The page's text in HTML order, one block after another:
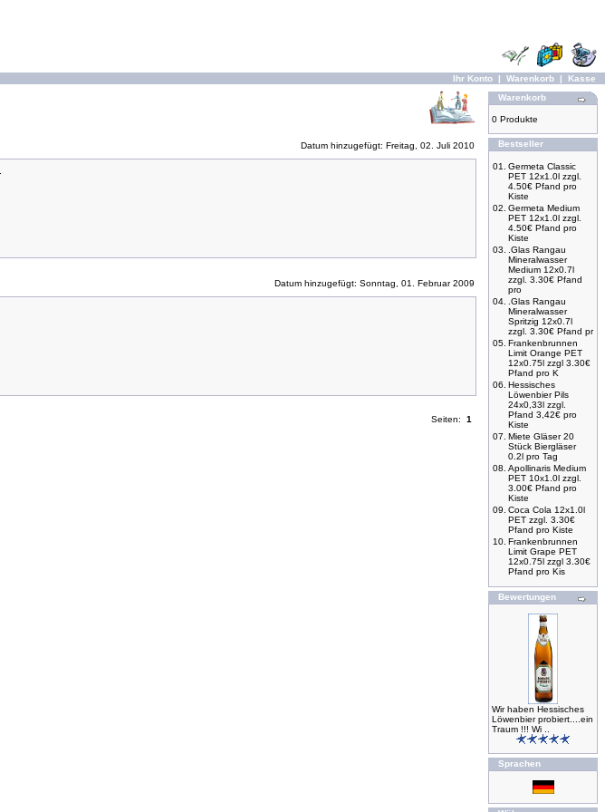
Ihr Konto | Warenkorb | Kasse
Datum hinzugefügt: Freitag, 02. Juli 2010
Datum hinzugefügt: Sonntag, 01. Februar 2009
Seiten: 1
Warenkorb
0 Produkte
Bestseller
01.
Germeta Classic
PET 12x1.0l zzgl.
4.50€ Pfand pro
Kiste
02. Germeta Medium
PET 12x1.0l zzgl.
4.50€ Pfand pro
Kiste
03.
.Glas Rangau
Mineralwasser
Medium 12x0.7l
zzgl. 3.30€ Pfand
pro
04.
.Glas Rangau
Mineralwasser
Spritzig 12x0.7l
zzgl. 3.30€ Pfand pr
05. Frankenbrunnen
Limit Orange PET
12x0.75l zzgl 3.30€
Pfand pro K
06. Hessisches
Löwenbier Pils
24x0,33l zzgl.
Pfand 3,42€ pro
Kiste
07. Miete Gläser 20
Stück Biergläser
0.2l pro Tag
08. Apollinaris Medium
PET 10x1.0l zzgl.
3.00€ Pfand pro
Kiste
09. Coca Cola 12x1.0l
PET zzgl. 3.30€
Pfand pro Kiste
10. Frankenbrunnen
Limit Grape PET
12x0.75l zzgl 3.30€
Pfand pro Kis
Bewertungen
Wir haben Hessisches
Löwenbier probiert....ein
Traum !!! Wi ..
Sprachen